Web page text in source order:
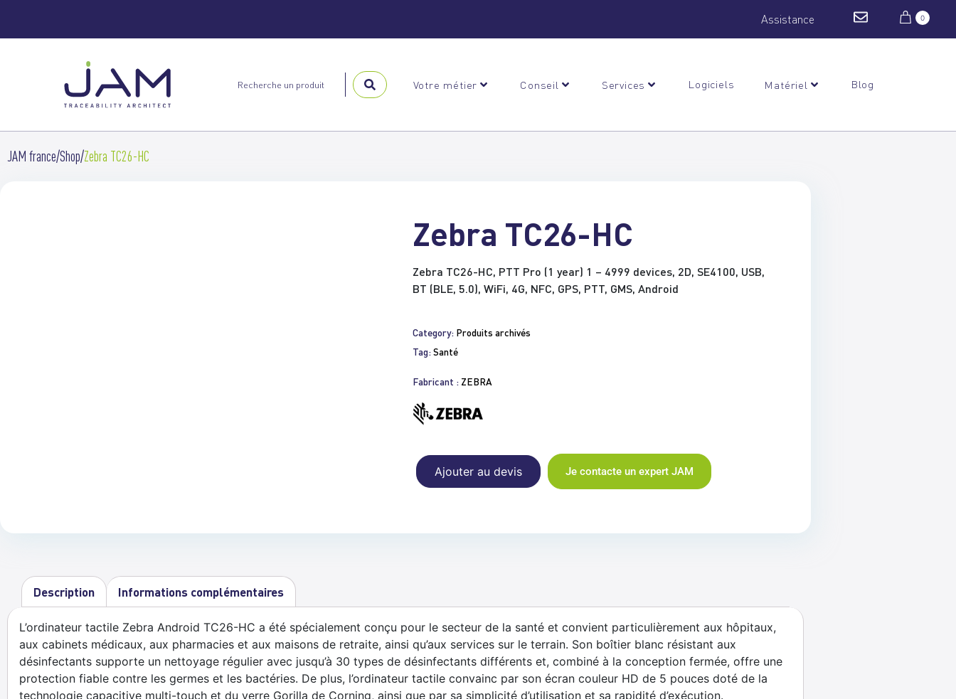
Assistance 0
Votre métier Conseil Services Logiciels Matériel Blog
JAM france Shop Zebra TC26-HC
Zebra TC26-HC
Zebra TC26-HC, PTT Pro (1 year) 1 – 4999 devices, 2D, SE4100, USB,
BT (BLE, 5.0), WiFi, 4G, NFC, GPS, PTT, GMS, Android
Category: Produits archivés
Tag:Santé
Fabricant : ZEBRA
Ajouter au devis Je contacte un expert JAM
Description Informations complémentaires
L’ordinateur tactile Zebra Android TC26-HC a été spécialement conçu pour le secteur de la santé et convient particulièrement aux hôpitaux,
aux cabinets médicaux, aux pharmacies et aux maisons de retraite, ainsi qu’aux services sur le terrain. Son boîtier blanc résistant aux
désinfectants supporte un nettoyage régulier avec jusqu’à 30 types de désinfectants différents et, combiné à la conception fermée, offre une
protection fiable contre les germes et les bactéries. De plus, l’ordinateur tactile convainc par son écran couleur HD de 5 pouces doté de la
technologie capacitive multi-touch et du verre Gorilla de Corning, ainsi que par sa simplicité d’utilisation et sa rapidité d’exécution.